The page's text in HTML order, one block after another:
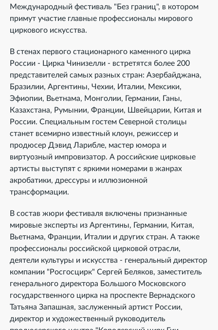
Международный фестиваль "Без границ", в котором
примут участие главные профессионалы мирового
циркового искусства.
В стенах первого стационарного каменного цирка
России - Цирка Чинизелли - встретятся более 200
представителей самых разных стран: Азербайджана,
Бразилии, Аргентины, Чехии, Италии, Мексики,
Эфиопии, Вьетнама, Монголии, Германии, Ганы,
Казахстана, Румынии, Франции, Швейцарии, Китая и
России. Специальным гостем Северной столицы
станет всемирно известный клоун, режиссер и
продюсер Дэвид Ларибле, мастер юмора и
виртуозный импровизатор. А российские цирковые
артисты выступят с яркими номерами в жанрах
акробатики, дрессуры и иллюзионной
трансформации.
В состав жюри фестиваля включены признанные
мировые эксперты из Аргентины, Германии, Китая,
Вьетнама, Франции, Италии и других стран. А также
профессионалы российской цирковой отрасли,
деятели культуры и искусства - генеральный директор
компании "Росгосцирк" Сергей Беляков, заместитель
генерального директора Большого Московского
государственного цирка на проспекте Вернадского
Татьяна Запашная, заслуженный артист России,
директор и художественный руководитель